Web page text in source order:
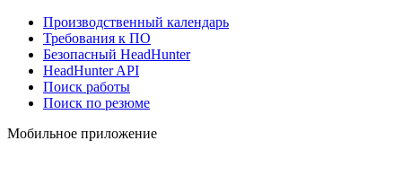
Производственный календарь
Требования к ПО
Безопасный HeadHunter
HeadHunter API
Поиск работы
Поиск по резюме
Мобильное приложение